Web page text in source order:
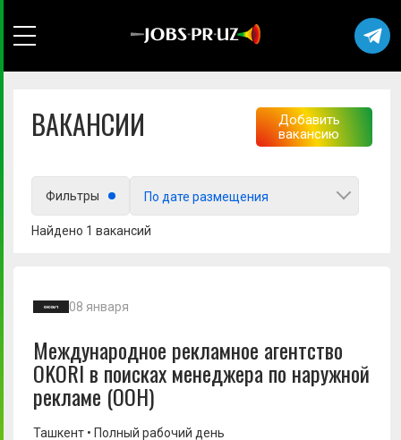
ВАКАНСИИ
Добавить
вакансию
Фильтры По дате размещения
Найдено 1 вакансий
08 января
Международное рекламное агентство
OKORI в поисках менеджера по наружной
рекламе (ООН)
Ташкент • Полный рабочий день
Любой